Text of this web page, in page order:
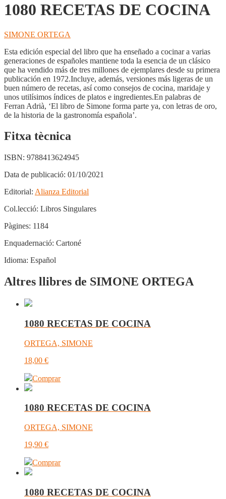
1080 RECETAS DE COCINA
SIMONE ORTEGA
Esta edición especial del libro que ha enseñado a cocinar a varias
generaciones de españoles mantiene toda la esencia de un clásico
que ha vendido más de tres millones de ejemplares desde su primera
publicación en 1972.Incluye, además, versiones más ligeras de un
buen número de recetas, así como consejos de cocina, maridaje y
unos utilísimos índices de platos e ingredientes.En palabras de
Ferran Adrià, ‘El libro de Simone forma parte ya, con letras de oro,
de la historia de la gastronomía española’.
Fitxa tècnica
ISBN: 9788413624945
Data de publicació: 01/10/2021
Editorial: Alianza Editorial
Col.lecció: Libros Singulares
Pàgines: 1184
Enquadernació: Cartoné
Idioma: Español
Altres llibres de SIMONE ORTEGA
1080 RECETAS DE COCINA
ORTEGA, SIMONE
18,00 €
Comprar
1080 RECETAS DE COCINA
ORTEGA, SIMONE
19,90 €
Comprar
1080 RECETAS DE COCINA